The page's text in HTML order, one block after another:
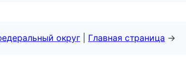
округ Главная страница →